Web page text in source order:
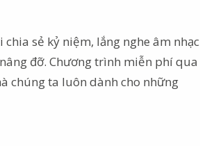
sẻ kỷ niệm, lắng nghe âm nhạc
đỡ. Chương trình miễn phí qua
chúng ta luôn dành cho những